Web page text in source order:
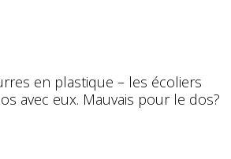
en plastique – les écoliers
avec eux. Mauvais pour le dos?